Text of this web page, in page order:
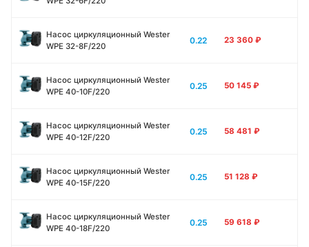
Насос циркуляционный Wester
WPE 32-8F/220
0.22 23 360 ₽
Насос циркуляционный Wester
WPE 40-10F/220
0.25 50 145 ₽
Насос циркуляционный Wester
WPE 40-12F/220
0.25 58 481 ₽
Насос циркуляционный Wester
WPE 40-15F/220
0.25 51 128 ₽
Насос циркуляционный Wester
WPE 40-18F/220
0.25 59 618 ₽